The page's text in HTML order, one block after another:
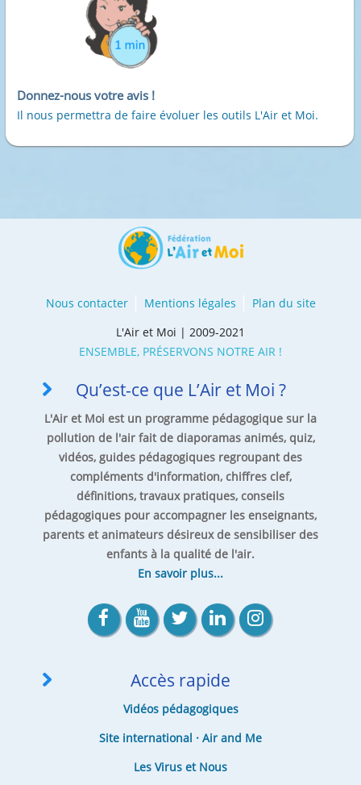
Donnez-nous votre avis !
Il nous permettra de faire évoluer les outils L'Air et Moi.
Nous contacter Mentions légales
Plan du site
L'Air et Moi | 2009-2021
ENSEMBLE, PRÉSERVONS NOTRE AIR !
Qu’est-ce que L’Air et Moi ?
L'Air et Moi est un programme pédagogique sur la
pollution de l'air fait de diaporamas animés, quiz,
vidéos, guides pédagogiques regroupant des
compléments d'information, chiffres clef,
définitions, travaux pratiques, conseils
pédagogiques pour accompagner les enseignants,
parents et animateurs désireux de sensibiliser des
enfants à la qualité de l'air.
En savoir plus...
Accès rapide
Vidéos pédagogiques
Site international · Air and Me
Les Virus et Nous